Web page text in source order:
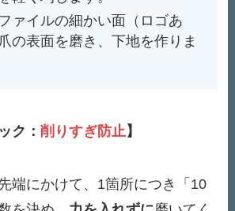
ァイルの細かい面（ロゴあ
の表面を磨き、下地を作りま
ク：削りすぎ防止 】
端にかけて、1箇所につき「10